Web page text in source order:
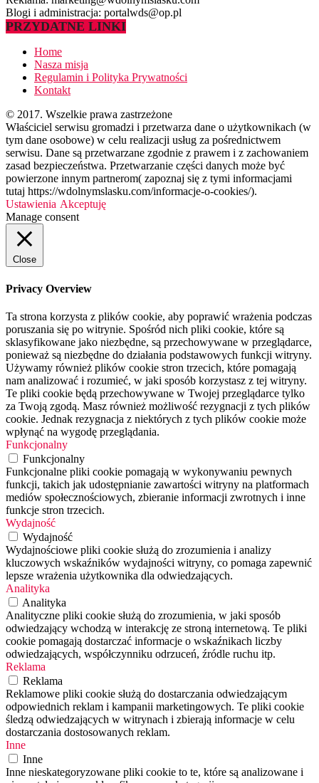
Blogi i administracja: portalwds@op.pl
PRZYDATNE LINKI
Home
Nasza misja
Regulamin i Polityka Prywatności
Kontakt
© 2017. Wszelkie prawa zastrzeżone
Właściciel serwisu gromadzi i przetwarza dane o użytkownikach (w
tym dane osobowe) w celu realizacji usług za pośrednictwem
serwisu. Dane są przetwarzane zgodnie z prawem i z zachowaniem
zasad bezpieczeństwa. Przetwarzanie części danych może być
powierzone innym partnerom( zapoznaj się z tymi informacjami
tutaj https://wdolnymslasku.com/informacje-o-cookies/).
Ustawienia Akceptuję
Manage consent
Close
Privacy Overview
Ta strona korzysta z plików cookie, aby poprawić wrażenia podczas
poruszania się po witrynie. Spośród nich pliki cookie, które są
sklasyfikowane jako niezbędne, są przechowywane w przeglądarce,
ponieważ są niezbędne do działania podstawowych funkcji witryny.
Używamy również plików cookie stron trzecich, które pomagają
nam analizować i rozumieć, w jaki sposób korzystasz z tej witryny.
Te pliki cookie będą przechowywane w Twojej przeglądarce tylko
za Twoją zgodą. Masz również możliwość rezygnacji z tych plików
cookie. Jednak rezygnacja z niektórych z tych plików cookie może
wpłynąć na wygodę przeglądania.
Funkcjonalny
Funkcjonalny
Funkcjonalne pliki cookie pomagają w wykonywaniu pewnych
funkcji, takich jak udostępnianie zawartości witryny na platformach
mediów społecznościowych, zbieranie informacji zwrotnych i inne
funkcje stron trzecich.
Wydajność
Wydajność
Wydajnościowe pliki cookie służą do zrozumienia i analizy
kluczowych wskaźników wydajności witryny, co pomaga zapewnić
lepsze wrażenia użytkownika dla odwiedzających.
Analityka
Analityka
Analityczne pliki cookie służą do zrozumienia, w jaki sposób
odwiedzający wchodzą w interakcję ze stroną internetową. Te pliki
cookie pomagają dostarczać informacje o wskaźnikach liczby
odwiedzających, współczynniku odrzuceń, źródle ruchu itp.
Reklama
Reklama
Reklamowe pliki cookie służą do dostarczania odwiedzającym
odpowiednich reklam i kampanii marketingowych. Te pliki cookie
śledzą odwiedzających w witrynach i zbierają informacje w celu
dostarczania dostosowanych reklam.
Inne
Inne
Inne nieskategoryzowane pliki cookie to te, które są analizowane i